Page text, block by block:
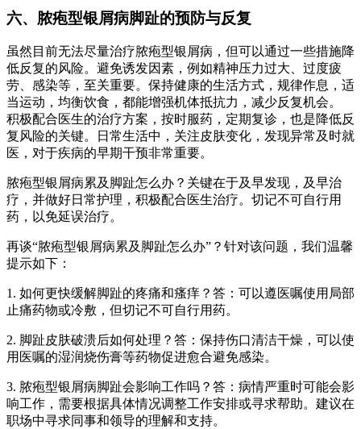
六、脓疱型银屑病脚趾的预防与反复
虽然目前无法尽量治疗脓疱型银屑病，但可以通过一些措施降
低反复的风险。避免诱发因素，例如精神压力过大、过度疲
劳、感染等，至关重要。保持健康的生活方式，规律作息，适
当运动，均衡饮食，都能增强机体抵抗力，减少反复机会。
积极配合医生的治疗方案，按时服药，定期复诊，也是降低反
复风险的关键。日常生活中，关注皮肤变化，发现异常及时就
医，对于疾病的早期干预非常重要。
脓疱型银屑病累及脚趾怎么办？关键在于及早发现，及早治
疗，并做好日常护理，积极配合医生治疗。切记不可自行用
药，以免延误治疗。
再谈“脓疱型银屑病累及脚趾怎么办”？针对该问题，我们温馨
提示如下：
1. 如何更快缓解脚趾的疼痛和瘙痒？答：可以遵医嘱使用局部
止痛药物或冷敷，但切记不可自行用药。
2. 脚趾皮肤破溃后如何处理？答：保持伤口清洁干燥，可以使
用医嘱的湿润烧伤膏等药物促进愈合避免感染。
3. 脓疱型银屑病脚趾会影响工作吗？答：病情严重时可能会影
响工作，需要根据具体情况调整工作安排或寻求帮助。建议在
职场中寻求同事和领导的理解和支持。